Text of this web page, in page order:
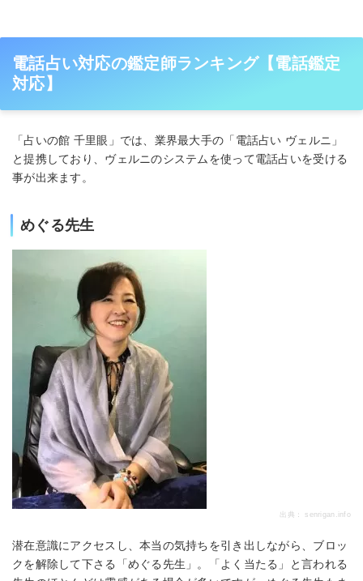
電話占い対応の鑑定師ランキング【電話鑑定
対応】
「占いの館 千里眼」では、業界最大手の「電話占い ヴェルニ」
と提携しており、ヴェルニのシステムを使って電話占いを受ける
事が出来ます。
めぐる先生
出典： senrigan.info
潜在意識にアクセスし、本当の気持ちを引き出しながら、ブロッ
クを解除して下さる「めぐる先生」。「よく当たる」と言われる